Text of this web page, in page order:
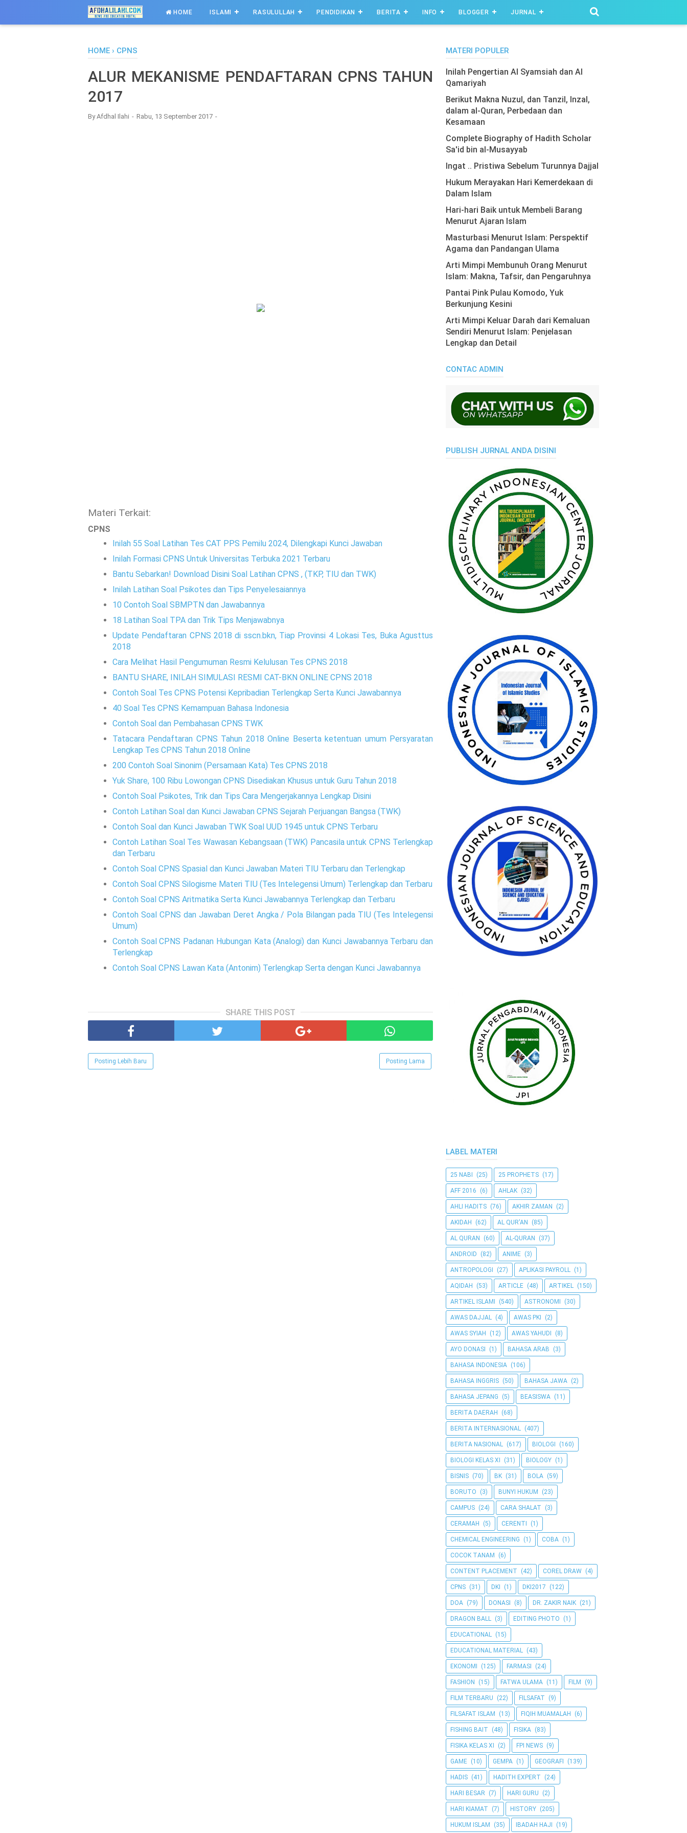
HOME ISLAMI RASULULLAH PENDIDIKAN BERITA INFO BLOGGER JURNAL
HOME › CPNS
ALUR MEKANISME PENDAFTARAN CPNS TAHUN
2017
ByAfdhal Ilahi Rabu, 13 September 2017
Materi Terkait:
CPNS
Inilah 55 Soal Latihan Tes CAT PPS Pemilu 2024, Dilengkapi Kunci Jawaban
Inilah Formasi CPNS Untuk Universitas Terbuka 2021 Terbaru
Bantu Sebarkan! Download Disini Soal Latihan CPNS , (TKP, TIU dan TWK)
Inilah Latihan Soal Psikotes dan Tips Penyelesaiannya
10 Contoh Soal SBMPTN dan Jawabannya
18 Latihan Soal TPA dan Trik Tips Menjawabnya
Update Pendaftaran CPNS 2018 di sscn.bkn, Tiap Provinsi 4 Lokasi Tes, Buka Agusttus
2018
Cara Melihat Hasil Pengumuman Resmi Kelulusan Tes CPNS 2018
BANTU SHARE, INILAH SIMULASI RESMI CAT-BKN ONLINE CPNS 2018
Contoh Soal Tes CPNS Potensi Kepribadian Terlengkap Serta Kunci Jawabannya
40 Soal Tes CPNS Kemampuan Bahasa Indonesia
Contoh Soal dan Pembahasan CPNS TWK
Tatacara Pendaftaran CPNS Tahun 2018 Online Beserta ketentuan umum Persyaratan
Lengkap Tes CPNS Tahun 2018 Online
200 Contoh Soal Sinonim (Persamaan Kata) Tes CPNS 2018
Yuk Share, 100 Ribu Lowongan CPNS Disediakan Khusus untuk Guru Tahun 2018
Contoh Soal Psikotes, Trik dan Tips Cara Mengerjakannya Lengkap Disini
Contoh Latihan Soal dan Kunci Jawaban CPNS Sejarah Perjuangan Bangsa (TWK)
Contoh Soal dan Kunci Jawaban TWK Soal UUD 1945 untuk CPNS Terbaru
Contoh Latihan Soal Tes Wawasan Kebangsaan (TWK) Pancasila untuk CPNS Terlengkap
dan Terbaru
Contoh Soal CPNS Spasial dan Kunci Jawaban Materi TIU Terbaru dan Terlengkap
Contoh Soal CPNS Silogisme Materi TIU (Tes Intelegensi Umum) Terlengkap dan Terbaru
Contoh Soal CPNS Aritmatika Serta Kunci Jawabannya Terlengkap dan Terbaru
Contoh Soal CPNS dan Jawaban Deret Angka / Pola Bilangan pada TIU (Tes Intelegensi
Umum)
Contoh Soal CPNS Padanan Hubungan Kata (Analogi) dan Kunci Jawabannya Terbaru dan
Terlengkap
Contoh Soal CPNS Lawan Kata (Antonim) Terlengkap Serta dengan Kunci Jawabannya
SHARE THIS POST
Posting Lebih Baru Posting Lama
MATERI POPULER
Inilah Pengertian Al Syamsiah dan Al
Qamariyah
Berikut Makna Nuzul, dan Tanzil, Inzal,
dalam al-Quran, Perbedaan dan
Kesamaan
Complete Biography of Hadith Scholar
Sa'id bin al-Musayyab
Ingat .. Pristiwa Sebelum Turunnya Dajjal
Hukum Merayakan Hari Kemerdekaan di
Dalam Islam
Hari-hari Baik untuk Membeli Barang
Menurut Ajaran Islam
Masturbasi Menurut Islam: Perspektif
Agama dan Pandangan Ulama
Arti Mimpi Membunuh Orang Menurut
Islam: Makna, Tafsir, dan Pengaruhnya
Pantai Pink Pulau Komodo, Yuk
Berkunjung Kesini
Arti Mimpi Keluar Darah dari Kemaluan
Sendiri Menurut Islam: Penjelasan
Lengkap dan Detail
CONTAC ADMIN
PUBLISH JURNAL ANDA DISINI
LABEL MATERI
25 NABI (25) 25 PROPHETS (17)
AFF 2016 (6) AHLAK (32)
AHLI HADITS (76) AKHIR ZAMAN (2)
AKIDAH (62) AL QUR'AN (85)
AL QURAN (60) AL-QURAN (37)
ANDROID (82) ANIME (3)
ANTROPOLOGI (27) APLIKASI PAYROLL (1)
AQIDAH (53) ARTICLE (48) ARTIKEL (150)
ARTIKEL ISLAMI (540) ASTRONOMI (30)
AWAS DAJJAL (4) AWAS PKI (2)
AWAS SYIAH (12) AWAS YAHUDI (8)
AYO DONASI (1) BAHASA ARAB (3)
BAHASA INDONESIA (106)
BAHASA INGGRIS (50) BAHASA JAWA (2)
BAHASA JEPANG (5) BEASISWA (11)
BERITA DAERAH (68)
BERITA INTERNASIONAL (407)
BERITA NASIONAL (617) BIOLOGI (160)
BIOLOGI KELAS XI (31) BIOLOGY (1)
BISNIS (70) BK (31) BOLA (59)
BORUTO (3) BUNYI HUKUM (23)
CAMPUS (24) CARA SHALAT (3)
CERAMAH (5) CERENTI (1)
CHEMICAL ENGINEERING (1) COBA (1)
COCOK TANAM (6)
CONTENT PLACEMENT (42) COREL DRAW (4)
CPNS (31) DKI (1) DKI2017 (122)
DOA (79) DONASI (8) DR. ZAKIR NAIK (21)
DRAGON BALL (3) EDITING PHOTO (1)
EDUCATIONAL (15)
EDUCATIONAL MATERIAL (43)
EKONOMI (125) FARMASI (24)
FASHION (15) FATWA ULAMA (11) FILM (9)
FILM TERBARU (22) FILSAFAT (9)
FILSAFAT ISLAM (13) FIQIH MUAMALAH (6)
FISHING BAIT (48) FISIKA (83)
FISIKA KELAS XI (2) FPI NEWS (9)
GAME (10) GEMPA (1) GEOGRAFI (139)
HADIS (41) HADITH EXPERT (24)
HARI BESAR (7) HARI GURU (2)
HARI KIAMAT (7) HISTORY (205)
HUKUM ISLAM (35) IBADAH HAJI (19)